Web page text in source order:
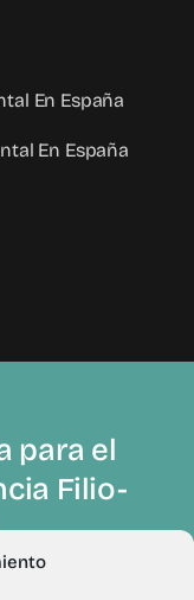
En España
En España
para el
Filio-